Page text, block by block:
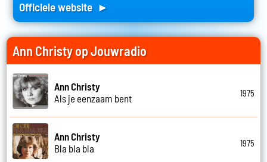
Officiele website ►
Ann Christy op Jouwradio
Ann Christy
Als je eenzaam bent
1975
Ann Christy
Bla bla bla
1975